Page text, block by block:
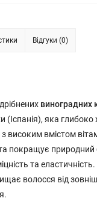
Відгуки (0)
виноградних
(Іспанія), яка
високим вмістом
покращує
та
волосся від